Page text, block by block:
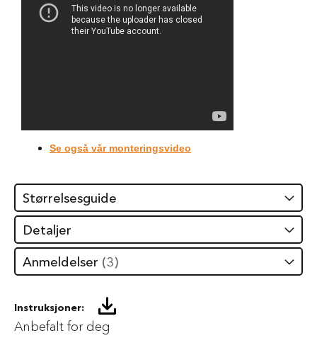
l
g
h
u
n
e
m
a
t
H
u
n
Se også vår monteringsvideo
Størrelsesguide
Detaljer
Anmeldelser 3
Instruksjoner:
Anbefalt for deg